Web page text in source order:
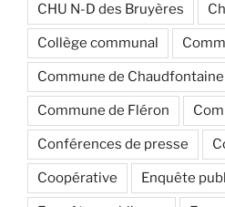
CHU N-D des Bruyères
Collège communal
Commune de Chaudfontaine
Commune de Fléron
Conférences de presse
Coopérative Enquête